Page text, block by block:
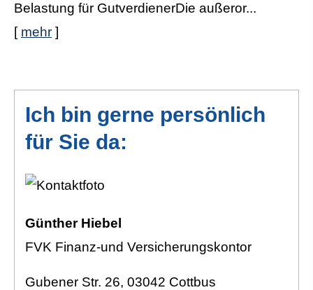
Belastung für GutverdienerDie außeror...
[ mehr ]
Ich bin gerne persönlich
für Sie da:
Günther Hiebel
FVK Finanz-und Versicherungskontor
Gubener Str. 26, 03042 Cottbus